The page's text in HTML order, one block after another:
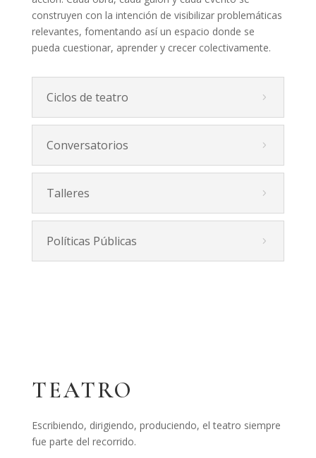
construyen con la intención de visibilizar problemáticas
relevantes, fomentando así un espacio donde se
pueda cuestionar, aprender y crecer colectivamente.
Ciclos de teatro
Conversatorios
Talleres
Políticas Públicas
TEATRO
Escribiendo, dirigiendo, produciendo, el teatro siempre
fue parte del recorrido.